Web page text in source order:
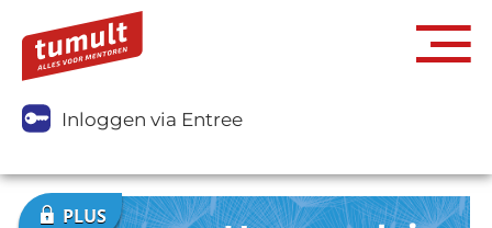
Inloggen via Entree